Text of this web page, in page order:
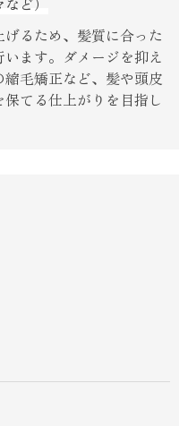
るため、髪質に合った
ます。ダメージを抑え
毛矯正など、髪や頭皮
てる仕上がりを目指し